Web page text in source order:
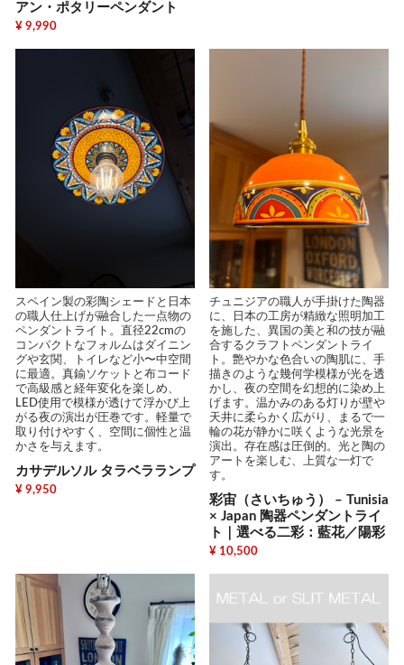
アン・ポタリーペンダント
¥ 9,990
スペイン製の彩陶シェードと日本
の職人仕上げが融合した一点物の
ペンダントライト。直径22cmの
コンパクトなフォルムはダイニン
グや玄関、トイレなど小〜中空間
に最適。真鍮ソケットと布コード
で高級感と経年変化を楽しめ、
LED使用で模様が透けて浮かび上
がる夜の演出が圧巻です。軽量で
取り付けやすく、空間に個性と温
かさを与えます。
カサデルソル タラベラランプ
¥ 9,950
チュニジアの職人が手掛けた陶器
に、日本の工房が精緻な照明加工
を施した、異国の美と和の技が融
合するクラフトペンダントライ
ト。艶やかな色合いの陶肌に、手
描きのような幾何学模様が光を透
かし、夜の空間を幻想的に染め上
げます。温かみのある灯りが壁や
天井に柔らかく広がり、まるで一
輪の花が静かに咲くような光景を
演出。存在感は圧倒的。光と陶の
アートを楽しむ、上質な一灯で
す。
彩宙（さいちゅう） – Tunisia
× Japan 陶器ペンダントライ
ト｜選べる二彩：藍花／陽彩
¥ 10,500